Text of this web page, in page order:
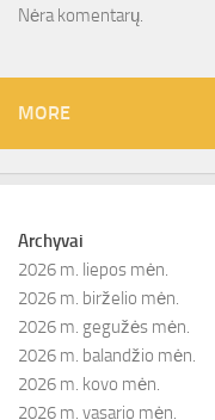
Nėra komentarų.
MORE
Archyvai
2026 m. liepos mėn.
2026 m. birželio mėn.
2026 m. gegužės mėn.
2026 m. balandžio mėn.
2026 m. kovo mėn.
2026 m. vasario mėn.